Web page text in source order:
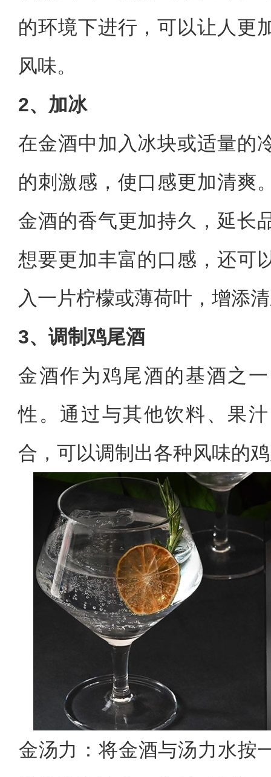
的环境下进行，可以让人更
风味。‌
2、加冰
在金酒中加入冰块或适量的
的刺激感，使口感更加清爽
金酒的香气更加持久，延长
想要更加丰富的口感，还可
入一片柠檬或薄荷叶，增添
3、调制鸡尾酒
金酒作为鸡尾酒的基酒之
性。通过与其他饮料、果
合，可以调制出各种风味的
金汤力‌：将金酒与汤力水按